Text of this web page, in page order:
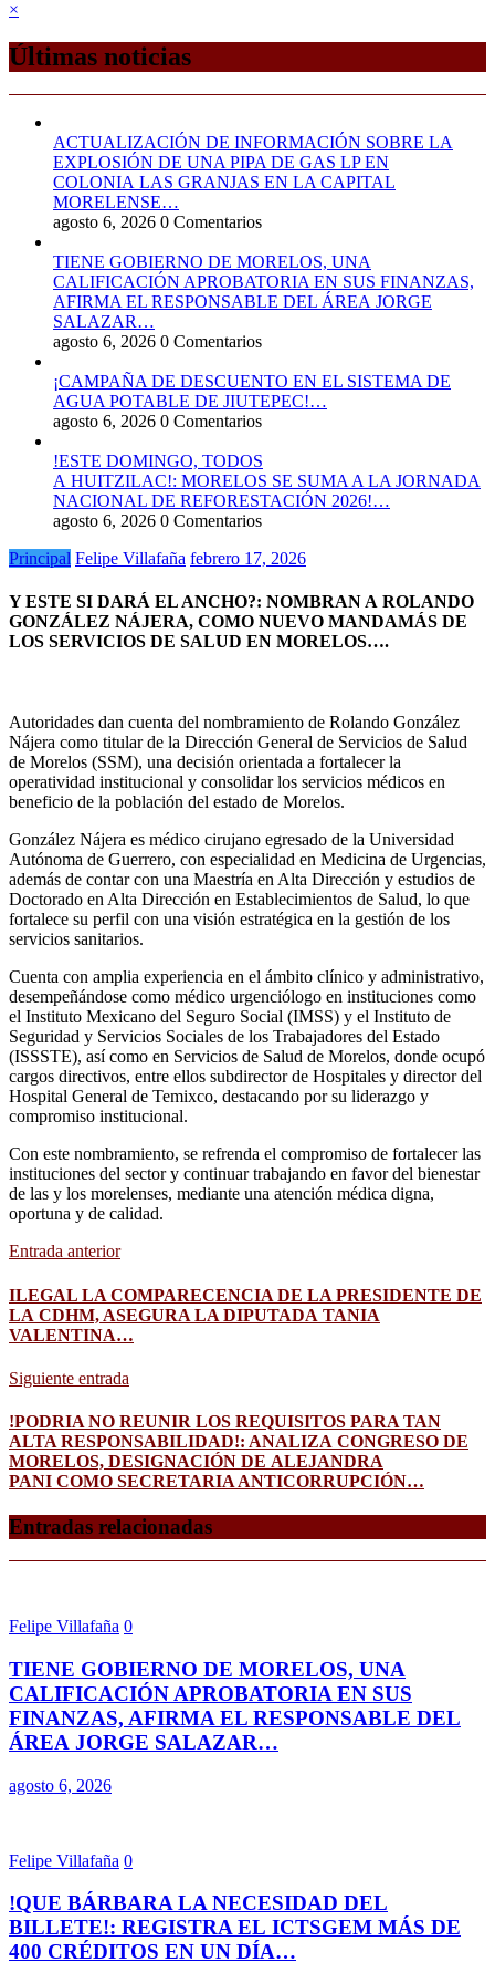
×
Últimas noticias
ACTUALIZACIÓN DE INFORMACIÓN SOBRE LA
EXPLOSIÓN DE UNA PIPA DE GAS LP EN
COLONIA LAS GRANJAS EN LA CAPITAL
MORELENSE…
agosto 6, 2026 0 Comentarios
TIENE GOBIERNO DE MORELOS, UNA
CALIFICACIÓN APROBATORIA EN SUS FINANZAS,
AFIRMA EL RESPONSABLE DEL ÁREA JORGE
SALAZAR…
agosto 6, 2026 0 Comentarios
¡CAMPAÑA DE DESCUENTO EN EL SISTEMA DE
AGUA POTABLE DE JIUTEPEC!…
agosto 6, 2026 0 Comentarios
!ESTE DOMINGO, TODOS
A HUITZILAC!: MORELOS SE SUMA A LA JORNADA
NACIONAL DE REFORESTACIÓN 2026!…
agosto 6, 2026 0 Comentarios
Principal Felipe Villafaña febrero 17, 2026
Y ESTE SI DARÁ EL ANCHO?: NOMBRAN A ROLANDO
GONZÁLEZ NÁJERA, COMO NUEVO MANDAMÁS DE
LOS SERVICIOS DE SALUD EN MORELOS….
Autoridades dan cuenta del nombramiento de Rolando González
Nájera como titular de la Dirección General de Servicios de Salud
de Morelos (SSM), una decisión orientada a fortalecer la
operatividad institucional y consolidar los servicios médicos en
beneficio de la población del estado de Morelos.
González Nájera es médico cirujano egresado de la Universidad
Autónoma de Guerrero, con especialidad en Medicina de Urgencias,
además de contar con una Maestría en Alta Dirección y estudios de
Doctorado en Alta Dirección en Establecimientos de Salud, lo que
fortalece su perfil con una visión estratégica en la gestión de los
servicios sanitarios.
Cuenta con amplia experiencia en el ámbito clínico y administrativo,
desempeñándose como médico urgenciólogo en instituciones como
el Instituto Mexicano del Seguro Social (IMSS) y el Instituto de
Seguridad y Servicios Sociales de los Trabajadores del Estado
(ISSSTE), así como en Servicios de Salud de Morelos, donde ocupó
cargos directivos, entre ellos subdirector de Hospitales y director del
Hospital General de Temixco, destacando por su liderazgo y
compromiso institucional.
Con este nombramiento, se refrenda el compromiso de fortalecer las
instituciones del sector y continuar trabajando en favor del bienestar
de las y los morelenses, mediante una atención médica digna,
oportuna y de calidad.
Entrada anterior
ILEGAL LA COMPARECENCIA DE LA PRESIDENTE DE
LA CDHM, ASEGURA LA DIPUTADA TANIA
VALENTINA…
Siguiente entrada
!PODRIA NO REUNIR LOS REQUISITOS PARA TAN
ALTA RESPONSABILIDAD!: ANALIZA CONGRESO DE
MORELOS, DESIGNACIÓN DE ALEJANDRA
PANI COMO SECRETARIA ANTICORRUPCIÓN…
Entradas relacionadas
Felipe Villafaña 0
TIENE GOBIERNO DE MORELOS, UNA
CALIFICACIÓN APROBATORIA EN SUS
FINANZAS, AFIRMA EL RESPONSABLE DEL
ÁREA JORGE SALAZAR…
agosto 6, 2026
Felipe Villafaña 0
!QUE BÁRBARA LA NECESIDAD DEL
BILLETE!: REGISTRA EL ICTSGEM MÁS DE
400 CRÉDITOS EN UN DÍA…